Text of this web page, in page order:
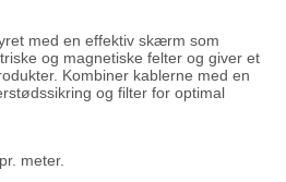
med en effektiv skærm som
og magnetiske felter og giver et
Kombiner kablerne med en
og filter for optimal
meter.